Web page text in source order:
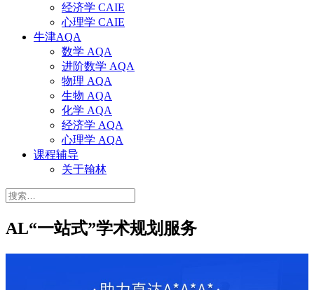
经济学 CAIE
心理学 CAIE
牛津AQA
数学 AQA
进阶数学 AQA
物理 AQA
生物 AQA
化学 AQA
经济学 AQA
心理学 AQA
课程辅导
关于翰林
搜
AL“一站式”学术规划服务